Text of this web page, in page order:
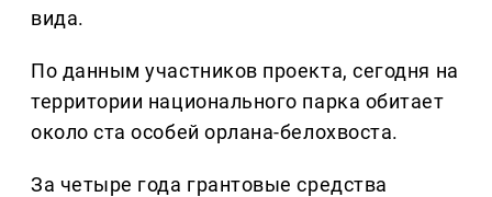
вида.
По данным участников проекта, сегодня на
территории национального парка обитает
около ста особей орлана-белохвоста.
За четыре года грантовые средства